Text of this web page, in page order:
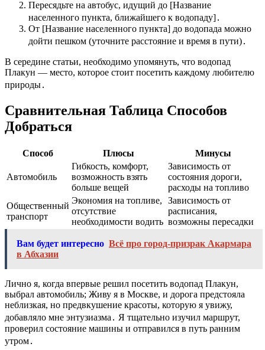
Пересядьте на автобус, идущий до [Название
населенного пункта, ближайшего к водопаду]․
От [Название населенного пункта] до водопада можно
дойти пешком (уточните расстояние и время в пути)․
В середине статьи, необходимо упомянуть, что водопад
Плакун ― место, которое стоит посетить каждому любителю
природы․
Сравнительная Таблица Способов
Добраться
Способ Плюсы Минусы
Автомобиль
Гибкость, комфорт,
возможность взять
больше вещей
Зависимость от
состояния дороги,
расходы на топливо
Общественный
транспорт
Экономия на топливе,
отсутствие
необходимости водить
Зависимость от
расписания,
возможны пересадки
Вам будет интересно Всё про город-призрак Акармара
в Абхазии
Лично я, когда впервые решил посетить водопад Плакун,
выбрал автомобиль; Живу я в Москве, и дорога предстояла
неблизкая, но предвкушение красоты, которую я увижу,
добавляло мне энтузиазма․ Я тщательно изучил маршрут,
проверил состояние машины и отправился в путь ранним
утром․